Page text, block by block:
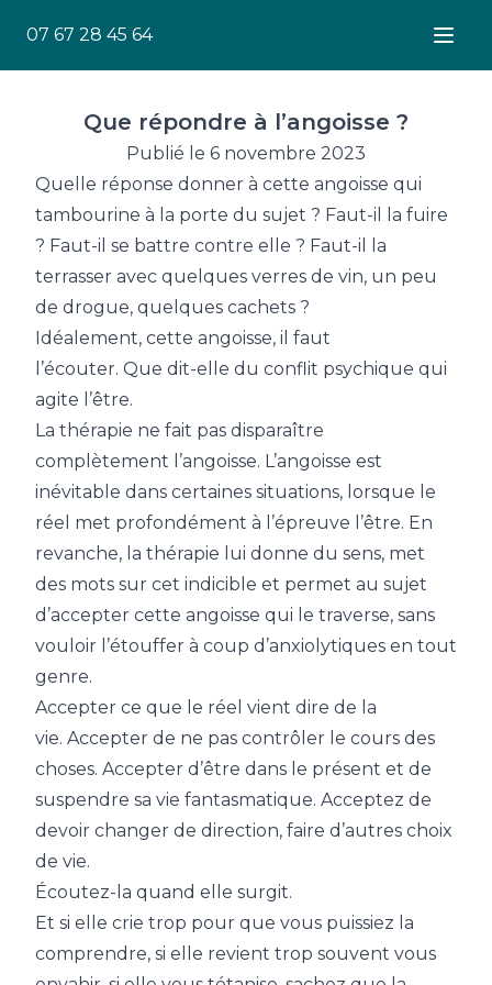
07 67 28 45 64
Que répondre à l’angoisse ?
Publié le 6 novembre 2023
Quelle réponse donner à cette angoisse qui
tambourine à la porte du sujet ? Faut-il la fuire
? Faut-il se battre contre elle ? Faut-il la
terrasser avec quelques verres de vin, un peu
de drogue, quelques cachets ?
Idéalement, cette angoisse, il faut
l’écouter. Que dit-elle du conflit psychique qui
agite l’être.
La thérapie ne fait pas disparaître
complètement l’angoisse. L’angoisse est
inévitable dans certaines situations, lorsque le
réel met profondément à l’épreuve l’être. En
revanche, la thérapie lui donne du sens, met
des mots sur cet indicible et permet au sujet
d’accepter cette angoisse qui le traverse, sans
vouloir l’étouffer à coup d’anxiolytiques en tout
genre.
Accepter ce que le réel vient dire de la
vie. Accepter de ne pas contrôler le cours des
choses. Accepter d’être dans le présent et de
suspendre sa vie fantasmatique. Acceptez de
devoir changer de direction, faire d’autres choix
de vie.
Écoutez-la quand elle surgit.
Et si elle crie trop pour que vous puissiez la
comprendre, si elle revient trop souvent vous